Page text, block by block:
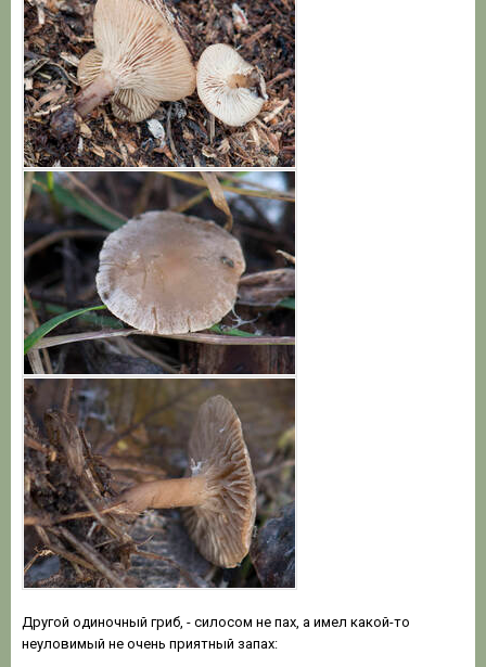
Другой одиночный гриб, - силосом не пах, а имел какой-то
неуловимый не очень приятный запах: